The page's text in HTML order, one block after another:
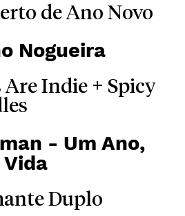
de Ano Novo
Nogueira
Are Indie + Spicy
- Um Ano,
Vida
Duplo